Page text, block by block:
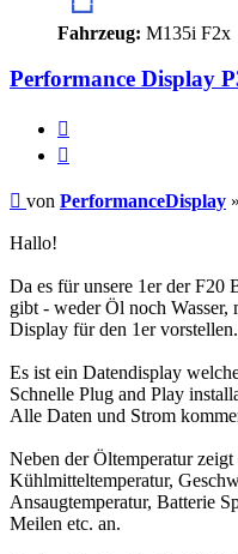
Fahrzeug: M135i F2x
Performance Display
Beitrag
von PerformanceDisplay »
Hallo!
Da es für unsere 1er der F20
gibt - weder Öl noch Wasser,
Display für den 1er vorstellen.
Es ist ein Datendisplay
Schnelle Plug and Play
Alle Daten und Strom
Neben der Öltemperatur
Kühlmitteltemperatur,
Ansaugtemperatur, Batterie
Meilen etc. an.